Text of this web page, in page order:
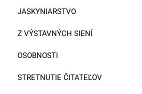
JASKYNIARSTVO
Z VÝSTAVNÝCH SIENÍ
OSOBNOSTI
STRETNUTIE ČITATEĽOV